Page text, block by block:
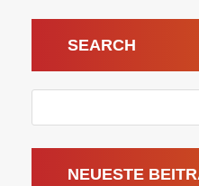
SEARCH
NEUESTE